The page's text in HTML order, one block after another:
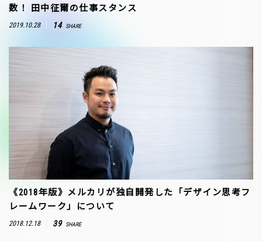
数！ 田中征爾の仕事スタンス
2019.10.28 14 SHARE
《2018年版》メルカリが独自開発した「デザイン思考フ
レームワーク」について
2018.12.18 39 SHARE